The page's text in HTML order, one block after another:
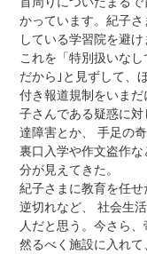
かっています。紀子
している学習院を避け
これを「特別扱いな
だから｣と見ずして、
付き報道規制をいま
子さんである疑惑に
達障害とか、 手足の
裏口入学や作文盗作
分が見えてきた。
紀子さまに教育を任
逆切れなど、 社会生
人だと思う。今さら
然るべく施設に入れ